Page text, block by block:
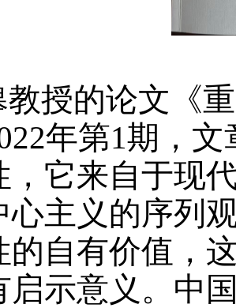
教授的论文《
年第1期，文
，它来自于现
心主义的序列
的自有价值，
启示意义。中